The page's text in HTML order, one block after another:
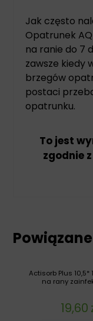
Jak często
Opatrunek
na ranie do 7
zawsze kiedy
brzegów
postaci
opatrunku.
To jest
zgodnie
Actisorb Plus 10,5*
na rany
19,60